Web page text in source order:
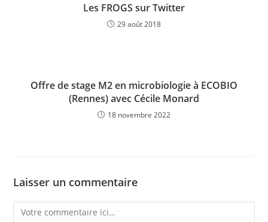
Les FROGS sur Twitter
29 août 2018
Offre de stage M2 en microbiologie à ECOBIO
(Rennes) avec Cécile Monard
18 novembre 2022
Laisser un commentaire